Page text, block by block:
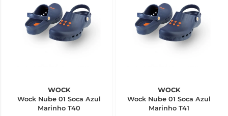
WOCK
Wock Nube 01 Soca Azul
Marinho T40
WOCK
Wock Nube 01 Soca Azul
Marinho T41